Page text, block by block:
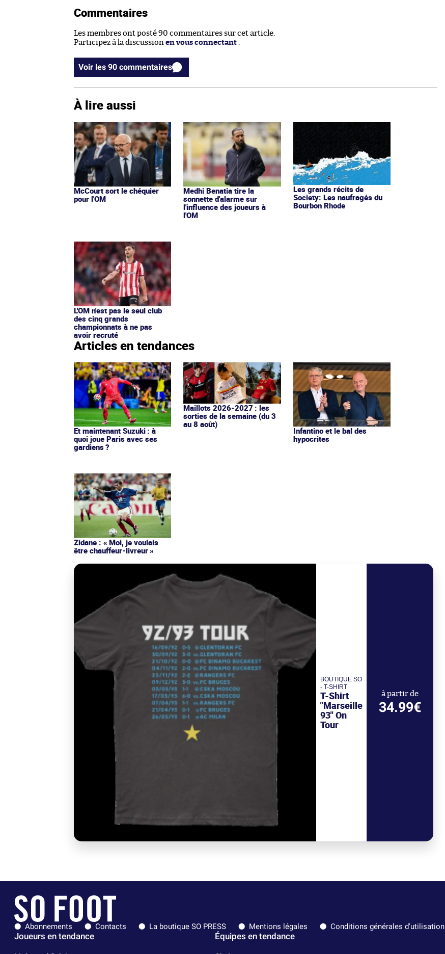
Commentaires
Les membres ont posté 90 commentaires sur cet article.
Participez à la discussion en vous connectant
Voir les 90 commentaires
À lire aussi
McCourt sort le chéquier
pour l'OM
Medhi Benatia tire la
sonnette d'alarme sur
l'influence des joueurs à
l'OM
Les grands récits de
Society: Les naufragés du
Bourbon Rhode
L'OM n'est pas le seul club
des cinq grands
championnats à ne pas
avoir recruté
Articles en tendances
Et maintenant Suzuki : à
quoi joue Paris avec ses
gardiens ?
Maillots 2026-2027 : les
sorties de la semaine (du 3
au 8 août)
Infantino et le bal des
hypocrites
Zidane : « Moi, je voulais
être chauffeur-livreur »
BOUTIQUE SO
- T-SHIRT
T-Shirt
"Marseille
93" On
Tour
à partir de
34.99€
Abonnements Contacts La boutique SO PRESS Mentions légales Conditions générales d'utilisation
Joueurs en tendance Équipes en tendance